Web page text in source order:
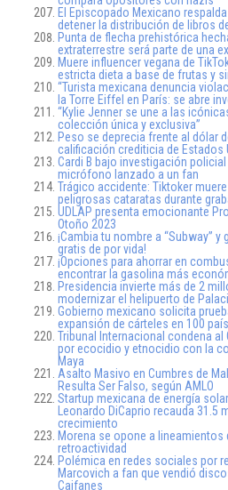
El Episcopado Mexicano
detener la distribución de libros
Punta de flecha prehistórica
extraterrestre será parte de una
Muere influencer vegana de
estricta dieta a base de frutas y
“Turista mexicana denuncia
la Torre Eiffel en París: se abre
“Kylie Jenner se une a las
colección única y exclusiva”
Peso se deprecia frente al dólar
calificación crediticia de Estados
Cardi B bajo investigación
micrófono lanzado a un fan
Trágico accidente: Tiktoker
peligrosas cataratas durante
UDLAP presenta emocionante
Otoño 2023
¡Cambia tu nombre a “Subway”
gratis de por vida!
¡Opciones para ahorrar en
encontrar la gasolina más
Presidencia invierte más de 2
modernizar el helipuerto de
Gobierno mexicano solicita
expansión de cárteles en 100
Tribunal Internacional condena al
por ecocidio y etnocidio con la
Maya
Asalto Masivo en Cumbres de
Resulta Ser Falso, según AMLO
Startup mexicana de energía
Leonardo DiCaprio recauda 31.5
crecimiento
Morena se opone a lineamientos
retroactividad
Polémica en redes sociales por
Marcovich a fan que vendió
Caifanes